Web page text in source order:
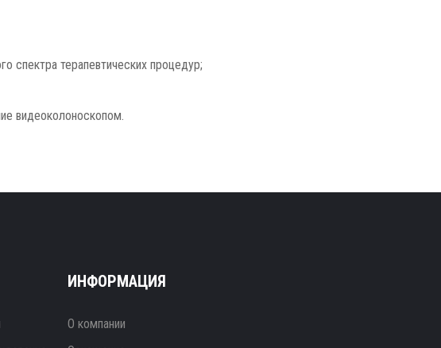
спектра терапевтических процедур;
видеоколоноскопом.
ИНФОРМАЦИЯ
О компании